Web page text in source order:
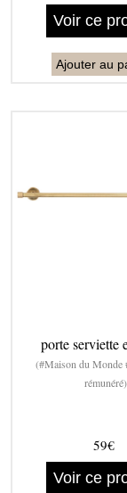
Voir ce
Ajouter au
porte serviette
(#Maison du Monde
rémunéré)
59€
Voir ce